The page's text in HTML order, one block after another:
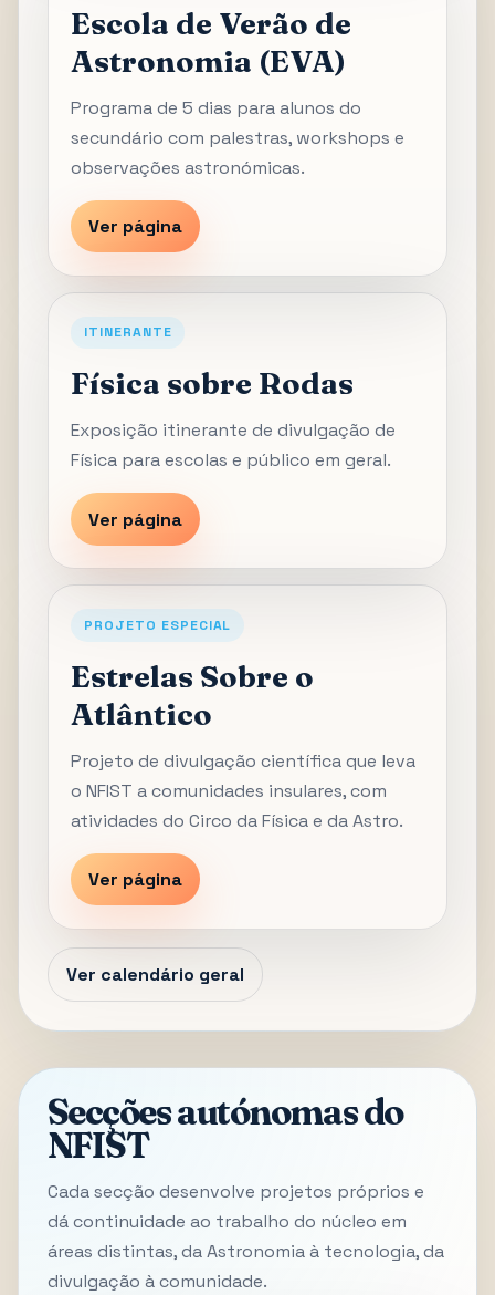
Escola de Verão de
Astronomia (EVA)
Programa de 5 dias para alunos do
secundário com palestras, workshops e
observações astronómicas.
Ver página
ITINERANTE
Física sobre Rodas
Exposição itinerante de divulgação de
Física para escolas e público em geral.
Ver página
PROJETO ESPECIAL
Estrelas Sobre o
Atlântico
Projeto de divulgação científica que leva
o NFIST a comunidades insulares, com
atividades do Circo da Física e da Astro.
Ver página
Ver calendário geral
Secções autónomas do
NFIST
Cada secção desenvolve projetos próprios e
dá continuidade ao trabalho do núcleo em
áreas distintas, da Astronomia à tecnologia, da
divulgação à comunidade.